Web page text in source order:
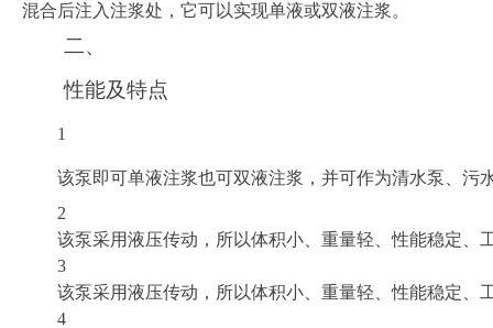
混合后注入注浆处，它可以实现单液或双液注浆。
二、
性能及特点
1
该泵即可单液注浆也可双液注浆，并可作为清水泵、污
2
该泵采用液压传动，所以体积小、重量轻、性能稳定、
3
该泵采用液压传动，所以体积小、重量轻、性能稳定、
4